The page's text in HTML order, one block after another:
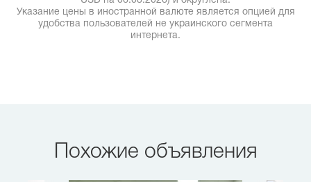
Указание цены в иностранной валюте является опцией для
удобства пользователей не украинского сегмента
интернета.
Похожие объявления